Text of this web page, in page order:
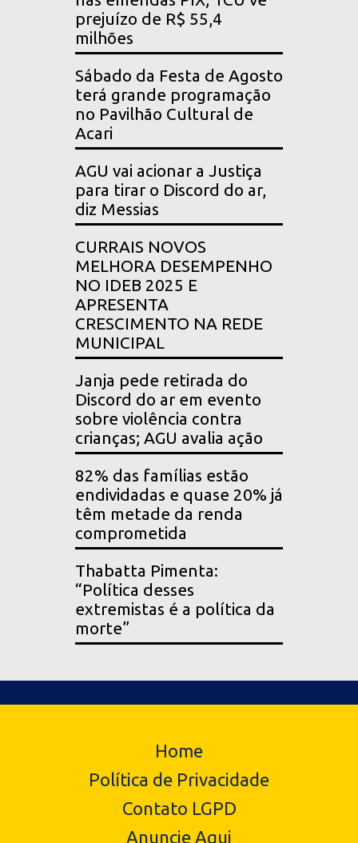
prejuízo de R$ 55,4
milhões
Sábado da Festa de Agosto
terá grande programação
no Pavilhão Cultural de
Acari
AGU vai acionar a Justiça
para tirar o Discord do ar,
diz Messias
CURRAIS NOVOS
MELHORA DESEMPENHO
NO IDEB 2025 E
APRESENTA
CRESCIMENTO NA REDE
MUNICIPAL
Janja pede retirada do
Discord do ar em evento
sobre violência contra
crianças; AGU avalia ação
82% das famílias estão
endividadas e quase 20% já
têm metade da renda
comprometida
Thabatta Pimenta:
“Política desses
extremistas é a política da
morte”
Home
Política de Privacidade
Contato LGPD
Anuncie Aqui